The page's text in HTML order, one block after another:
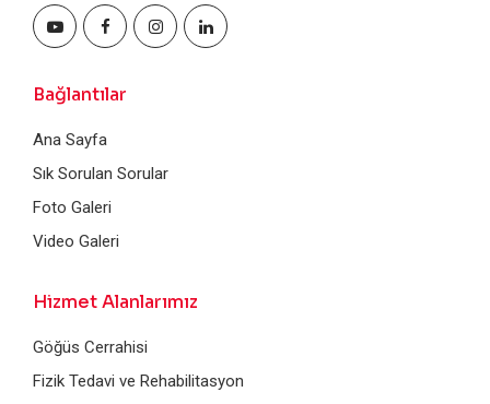
Bağlantılar
Ana Sayfa
Sık Sorulan Sorular
Foto Galeri
Video Galeri
Hizmet Alanlarımız
Göğüs Cerrahisi
Fizik Tedavi ve Rehabilitasyon